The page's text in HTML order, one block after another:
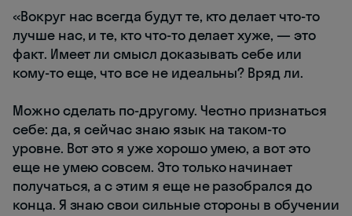
«Вокруг нас всегда будут те, кто делает что-то
лучше нас, и те, кто что-то делает хуже, — это
факт. Имеет ли смысл доказывать себе или
кому-то еще, что все не идеальны? Вряд ли.
Можно сделать по-другому. Честно признаться
себе: да, я сейчас знаю язык на таком-то
уровне. Вот это я уже хорошо умею, а вот это
еще не умею совсем. Это только начинает
получаться, а с этим я еще не разобрался до
конца. Я знаю свои сильные стороны в обучении